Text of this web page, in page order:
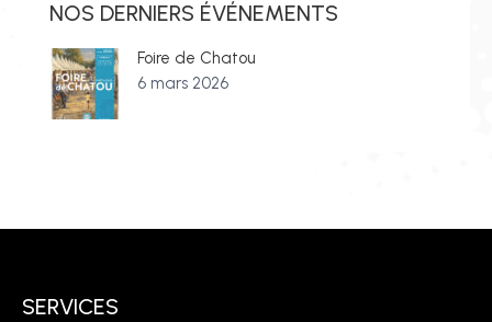
NOS DERNIERS ÉVÉNEMENTS
Foire de Chatou
6 mars 2026
SERVICES